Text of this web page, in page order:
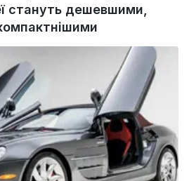
стануть дешевшими,